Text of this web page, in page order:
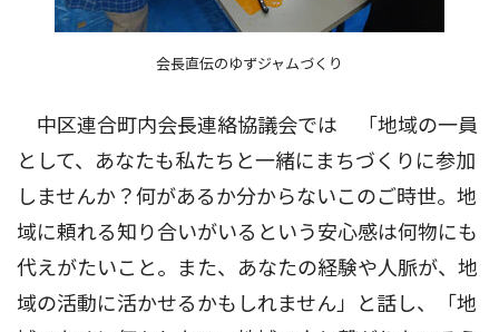
会長直伝のゆずジャムづくり
中区連合町内会長連絡協議会では 「地域の一員
として、あなたも私たちと一緒にまちづくりに参加
しませんか？何があるか分からないこのご時世。地
域に頼れる知り合いがいるという安心感は何物にも
代えがたいこと。また、あなたの経験や人脈が、地
域の活動に活かせるかもしれません」と話し、「地